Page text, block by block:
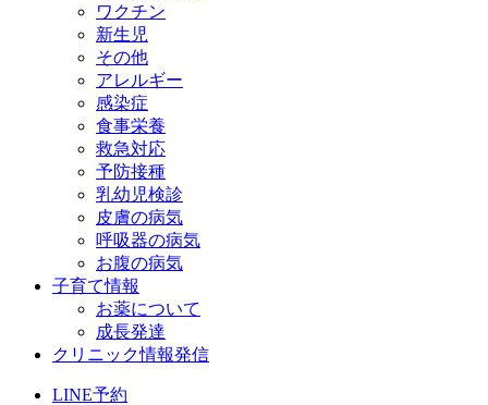
ワクチン
新生児
その他
アレルギー
感染症
食事栄養
救急対応
予防接種
乳幼児検診
皮膚の病気
呼吸器の病気
お腹の病気
子育て情報
お薬について
成長発達
クリニック情報発信
LINE予約